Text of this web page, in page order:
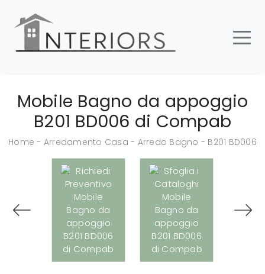
Mobile Bagno da appoggio
B201 BD006 di Compab
Home - Arredamento Casa - Arredo Bagno - B201 BD006